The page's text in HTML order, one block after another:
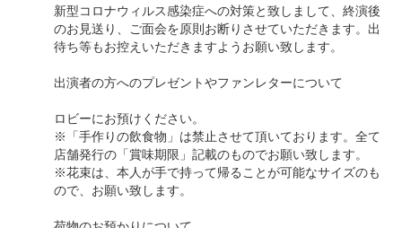
新型コロナウィルス感染症への対策と致しまして、終演後
のお見送り、ご面会を原則お断りさせていただきます。出
待ち等もお控えいただきますようお願い致します。
出演者の方へのプレゼントやファンレターについて
ロビーにお預けください。
※「手作りの飲食物」は禁止させて頂いております。全て
店舗発行の「賞味期限」記載のものでお願い致します。
※花束は、本人が手で持って帰ることが可能なサイズのも
ので、お願い致します。